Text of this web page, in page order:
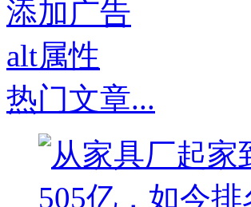
热门文章...